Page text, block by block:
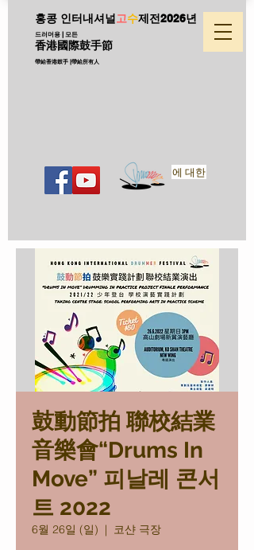
홍콩 인터내셔널 고수제전2026년
드러머용 | 모든
香港國際鼓手節
帶給香港鼓手 |帶給所有人
에 대한
鼓動節拍 聯校結業
音樂會“Drums In
Move” 피날레 콘서
트 2022
6월 26일 (일)
  |
코샨 극장